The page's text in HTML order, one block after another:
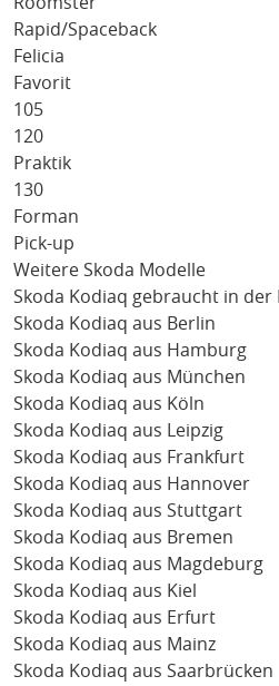
Rapid/Spaceback
Felicia
Favorit
105
120
Praktik
130
Forman
Pick-up
Weitere Skoda Modelle
Skoda Kodiaq gebraucht in der
Skoda Kodiaq aus Berlin
Skoda Kodiaq aus Hamburg
Skoda Kodiaq aus München
Skoda Kodiaq aus Köln
Skoda Kodiaq aus Leipzig
Skoda Kodiaq aus Frankfurt
Skoda Kodiaq aus Hannover
Skoda Kodiaq aus Stuttgart
Skoda Kodiaq aus Bremen
Skoda Kodiaq aus Magdeburg
Skoda Kodiaq aus Kiel
Skoda Kodiaq aus Erfurt
Skoda Kodiaq aus Mainz
Skoda Kodiaq aus Saarbrücken